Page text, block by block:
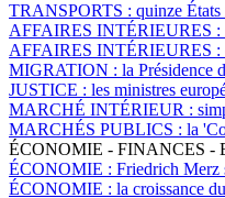
TRANSPORTS : quinze
AFFAIRES INTÉRIEURES :
AFFAIRES INTÉRIEURES :
MIGRATION : la Présidence
JUSTICE : les ministres
MARCHÉ INTÉRIEUR :
MARCHÉS PUBLICS : la
ÉCONOMIE - FINANCES -
ÉCONOMIE : Friedrich Merz
ÉCONOMIE : la croissance